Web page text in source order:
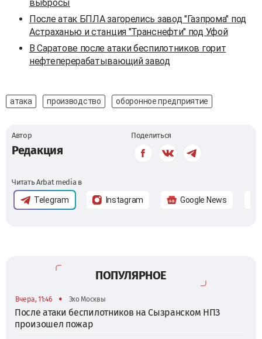
выбросы
После атак БПЛА загорелись завод "Газпрома" под
Астраханью и станция "Транснефти" под Уфой
В Саратове после атаки беспилотников горит
нефтеперерабатывающий завод
атака производство оборонное предприятие
Автор
Редакция
Поделиться
Читать Arbat media в
Telegram Instagram Google News
ПОПУЛЯРНОЕ
Вчера, 11:46 • Эхо Москвы
После атаки беспилотников на Сызранском НПЗ
произошел пожар